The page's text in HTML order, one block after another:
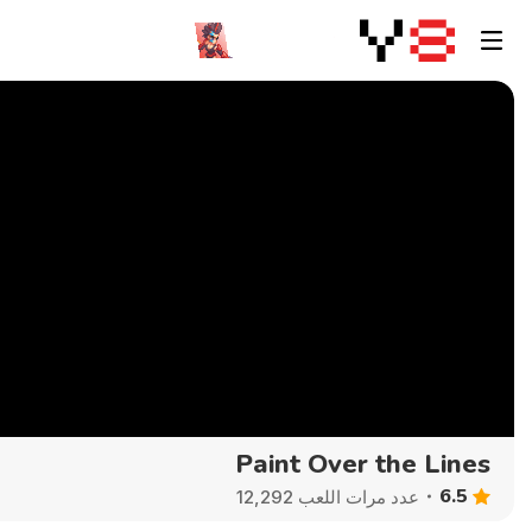
Paint Over the Lines
6.5 عدد مرات اللعب 12,292